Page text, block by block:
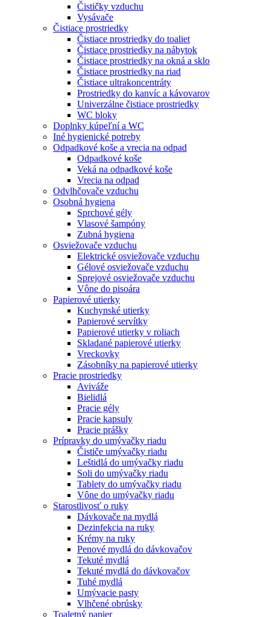
Čističky vzduchu
Vysávače
Čistiace prostriedky
Čistiace prostriedky do toaliet
Čistiace prostriedky na nábytok
Čistiace prostriedky na okná a sklo
Čistiace prostriedky na riad
Čistiace ultrakoncentráty
Prostriedky do kanvíc a kávovarov
Univerzálne čistiace prostriedky
WC bloky
Doplnky kúpeľní a WC
Iné hygienické potreby
Odpadkové koše a vrecia na odpad
Odpadkové koše
Veká na odpadkové koše
Vrecia na odpad
Odvlhčovače vzduchu
Osobná hygiena
Sprchové gély
Vlasové šampóny
Zubná hygiena
Osviežovače vzduchu
Elektrické osviežovače vzduchu
Gélové osviežovače vzduchu
Sprejové osviežovače vzduchu
Vône do pisoára
Papierové utierky
Kuchynské utierky
Papierové servítky
Papierové utierky v roliach
Skladané papierové utierky
Vreckovky
Zásobníky na papierové utierky
Pracie prostriedky
Aviváže
Bielidlá
Pracie gély
Pracie kapsuly
Pracie prášky
Prípravky do umývačky riadu
Čističe umývačky riadu
Leštidlá do umývačky riadu
Soli do umývačky riadu
Tablety do umývačky riadu
Vône do umývačky riadu
Starostlivosť o ruky
Dávkovače na mydlá
Dezinfekcia na ruky
Krémy na ruky
Penové mydlá do dávkovačov
Tekuté mydlá
Tekuté mydlá do dávkovačov
Tuhé mydlá
Umývacie pasty
Vlhčené obrúsky
Toaletný papier